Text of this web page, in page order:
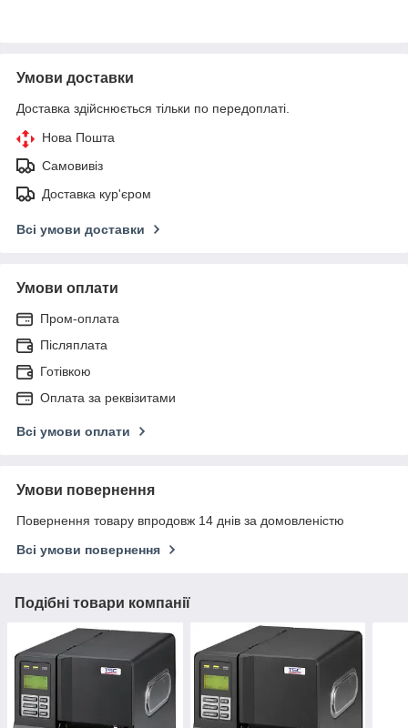
Умови доставки
Доставка здійснюється тільки по передоплаті.
Нова Пошта
Самовивіз
Доставка кур'єром
Всі умови доставки
Умови оплати
Пром-оплата
Післяплата
Готівкою
Оплата за реквізитами
Всі умови оплати
Умови повернення
Повернення товару впродовж 14 днів за домовленістю
Всі умови повернення
Подібні товари компанії